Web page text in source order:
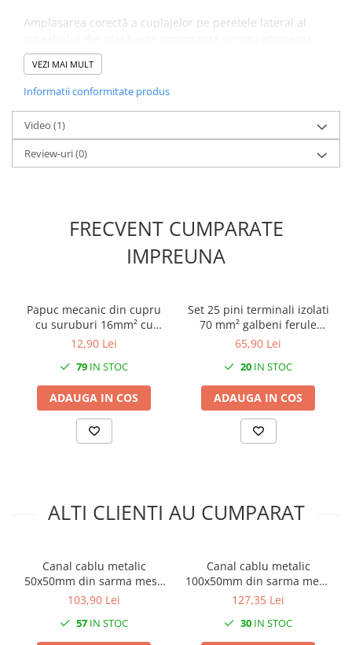
Fotovoltaice
Sisteme de impamantare -
Amplasarea corectă a cuplajelor pe peretele lateral al
capacității de încărcare declarată precum și a rigidității
optime a canalului cu plasă asamblată, așa cum se arată
în figuri. Este de o importanță esențială în special pentru
lateral care necesită amplasarea piesei de joncțiune
direct sub marginea superioară a jgheabului.
Grosime placa: 1.5mm
Electro- galvanizata
VEZI MAI MULT
Informatii conformitate produs
Video (1)
Review-uri(0)
FRECVENT CUMPARATE
IMPREUNA
Papuc mecanic din cupru
cu suruburi 16mm² cu
gaura de 8mm
12,90 Lei
79 IN STOC
ADAUGA IN COS
Set 25 pini terminali izolati
70 mm² galbeni ferule
cupru 37.5mm
65,90 Lei
20 IN STOC
ADAUGA IN COS
ALTI CLIENTI AU CUMPARAT
Canal cablu metalic
50x50mm din sarma mesh
galvanizat lungime 2m
electrice
103,90 Lei
57 IN STOC
Canal cablu metalic
100x50mm din sarma mesh
galvanizat lungime 2m
electrice
127,35 Lei
30 IN STOC